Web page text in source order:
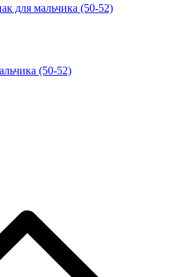
для мальчика (50-52)
(50-52)